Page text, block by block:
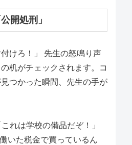
開処刑」
付けろ！」 先生の怒鳴り声
机がチェックされます。コ
つかった瞬間、先生の手が
これは学校の備品だぞ！」
いた税金で買っているん